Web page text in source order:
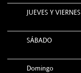
JUEVES Y VIERNES
SÁBADO
Domingo